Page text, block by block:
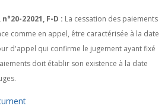
22021, F-D : La cessation des paiements
comme en appel, être caractérisée à la date
d'appel qui confirme le jugement ayant fixé
doit établir son existence à la date